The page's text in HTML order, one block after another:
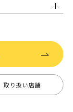
取り扱い店舗